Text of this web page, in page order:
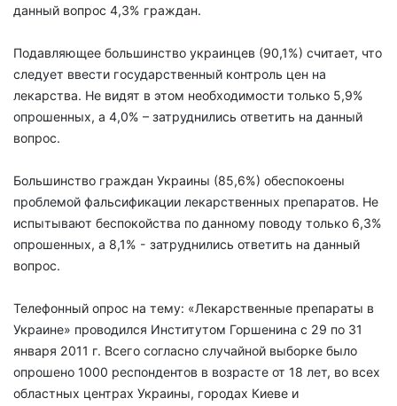
данный вопрос 4,3% граждан.
Подавляющее большинство украинцев (90,1%) считает, что
следует ввести государственный контроль цен на
лекарства. Не видят в этом необходимости только 5,9%
опрошенных, а 4,0% – затруднились ответить на данный
вопрос.
Большинство граждан Украины (85,6%) обеспокоены
проблемой фальсификации лекарственных препаратов. Не
испытывают беспокойства по данному поводу только 6,3%
опрошенных, а 8,1% - затруднились ответить на данный
вопрос.
Телефонный опрос на тему: «Лекарственные препараты в
Украине» проводился Институтом Горшенина с 29 по 31
января 2011 г. Всего согласно случайной выборке было
опрошено 1000 респондентов в возрасте от 18 лет, во всех
областных центрах Украины, городах Киеве и